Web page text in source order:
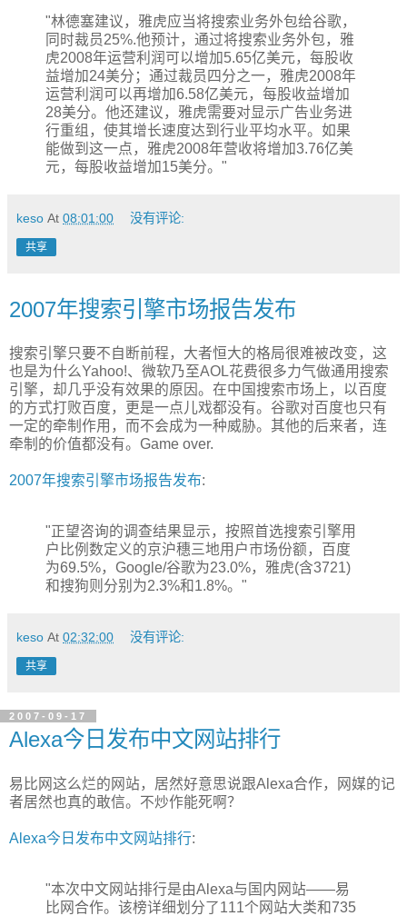
"林德塞建议，雅虎应当将搜索业务外包给谷歌，
同时裁员25%.他预计，通过将搜索业务外包，雅
虎2008年运营利润可以增加5.65亿美元，每股收
益增加24美分；通过裁员四分之一，雅虎2008年
运营利润可以再增加6.58亿美元，每股收益增加
28美分。他还建议，雅虎需要对显示广告业务进
行重组，使其增长速度达到行业平均水平。如果
能做到这一点，雅虎2008年营收将增加3.76亿美
元，每股收益增加15美分。"
keso At 08:01:00 没有评论:
共享
2007年搜索引擎市场报告发布
搜索引擎只要不自断前程，大者恒大的格局很难被改变，这
也是为什么Yahoo!、微软乃至AOL花费很多力气做通用搜索
引擎，却几乎没有效果的原因。在中国搜索市场上，以百度
的方式打败百度，更是一点儿戏都没有。谷歌对百度也只有
一定的牵制作用，而不会成为一种威胁。其他的后来者，连
牵制的价值都没有。Game over.
2007年搜索引擎市场报告发布:
"正望咨询的调查结果显示，按照首选搜索引擎用
户比例数定义的京沪穗三地用户市场份额，百度
为69.5%，Google/谷歌为23.0%，雅虎(含3721)
和搜狗则分别为2.3%和1.8%。"
keso At 02:32:00 没有评论:
共享
2007-09-17
Alexa今日发布中文网站排行
易比网这么烂的网站，居然好意思说跟Alexa合作，网媒的记
者居然也真的敢信。不炒作能死啊？
Alexa今日发布中文网站排行:
"本次中文网站排行是由Alexa与国内网站——易
比网合作。该榜详细划分了111个网站大类和735